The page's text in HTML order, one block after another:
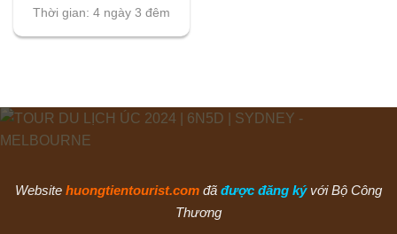
Thời gian: 4 ngày 3 đêm
Website huongtientourist.com đã được đăng ký với Bộ Công
Thương